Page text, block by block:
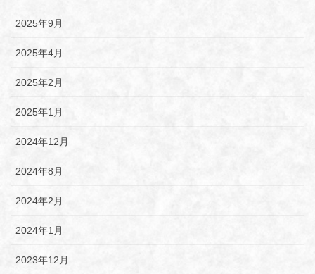
2025年9月
2025年4月
2025年2月
2025年1月
2024年12月
2024年8月
2024年2月
2024年1月
2023年12月